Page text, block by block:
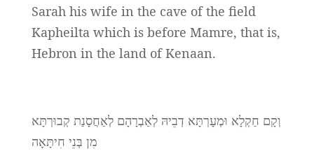
Sarah his wife in the cave of the field
Kapheilta which is before Mamre, that is,
Hebron in the land of Kenaan.
וְקָם חַקְלָא וּמְעָרְתָּא דְבֵיהּ לְאַבְרָהָם לְאַחֲסָנַת קְבוּרְתָּא
מִן בְּנֵי חִיתָּאָה